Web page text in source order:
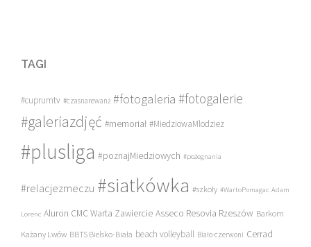
TAGI
#cuprumtv #czasnarewanż #fotogaleria #fotogalerie
#galeriazdjęć #memoriał #MiedziowaMlodziez
#plusliga #poznajMiedziowych #pożegnania
#relacjezmeczu #siatkówka #szkoły #WartoPomagac Adam
Lorenc Aluron CMC Warta Zawiercie Asseco Resovia Rzeszów Barkom
Każany Lwów BBTS Bielsko-Biała beach volleyball Biało-czerwoni Cerrad